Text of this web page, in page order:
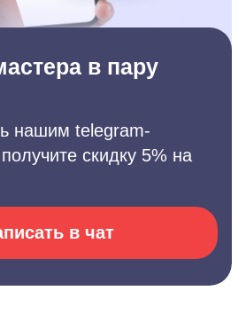
в пару
нашим telegram-
скидку 5% на
в чат